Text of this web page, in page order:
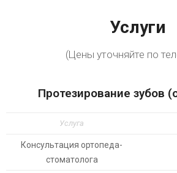
Услуги
(Цены уточняйте по
Протезирование зубов
Услуга
Консультация ортопеда-
стоматолога